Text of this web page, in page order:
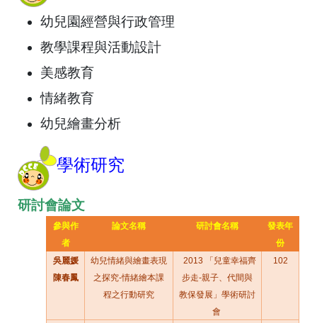
幼兒園經營與行政管理
教學課程與活動設計
美感教育
情緒教育
幼兒繪畫分析
學術研究
研討會論文
參與作
者
論文名稱 研討會名稱
發表年
份
吳麗媛
陳春鳳
幼兒情緒與繪畫表現
之探究-情緒繪本課
程之行動研究
2013
「兒童幸福齊
步走-親子、代間與
教保發展」學術研討
會
102